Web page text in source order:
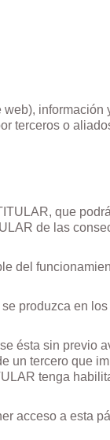
web), información
terceros o
que
de las
del
produzca en
ésta sin previo
un tercero que
tenga
acceso a esta